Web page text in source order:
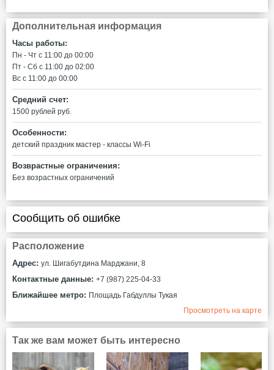
Дополнительная информация
Часы работы:
Пн - Чт c 11:00 до 00:00
Пт - Сб c 11:00 до 02:00
Вс c 11:00 до 00:00
Средний счет:
1500 рублей руб.
Особенности:
детский праздник мастер - классы Wi-Fi
Возврастные ограничения:
Без возрастных ограничений
Сообщить об ошибке
Расположение
Адрес: ул. Шигабутдина Марджани, 8
Контактные данные: +7 (987) 225-04-33
Ближайшее метро: Площадь Габдуллы Тукая
Просмотреть на карте
Так же вам может быть интересно